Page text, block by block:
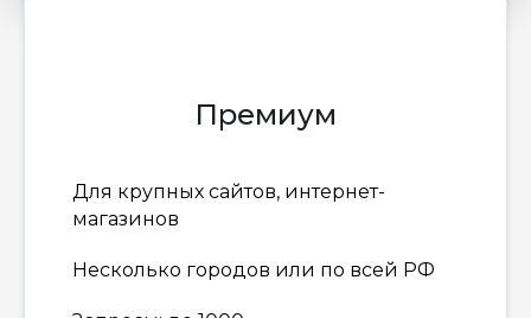
Премиум
Для крупных сайтов, интернет-
магазинов
Несколько городов или по всей РФ